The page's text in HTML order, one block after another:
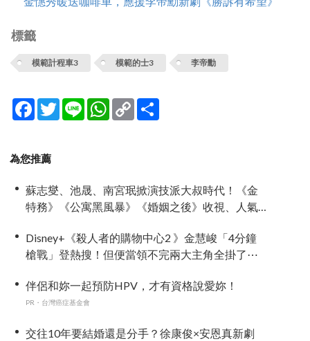
標籤
模範計程車3 模範的士3 李帝勳
Facebook
TwitterLine WhatsApp
Copy
Link
為您推薦
蘇志燮、池晟、南宮珉掀演技派大叔時代！《金
特務》《公寓黑風暴》《婚姻之後》收視、人氣
Disney+《殺人者的購物中心2 》金慧峻「4分鐘
槍戰」登熱搜！但便當領不完兩大主角全掛了⋯
伴侶和妳一起預防HPV，才有資格說愛妳！
PR・台灣癌症基金會
交往10年要結婚還是分手？徐康俊×安恩真新劇